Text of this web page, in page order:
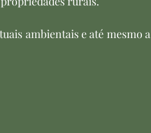
ambientais e até mesmo a